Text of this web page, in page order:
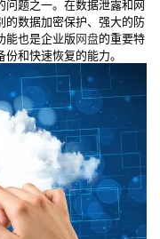
题之一。在数据泄露和网
的数据加密保护、强大的防
能也是企业版网盘的重要特
和快速恢复的能力。